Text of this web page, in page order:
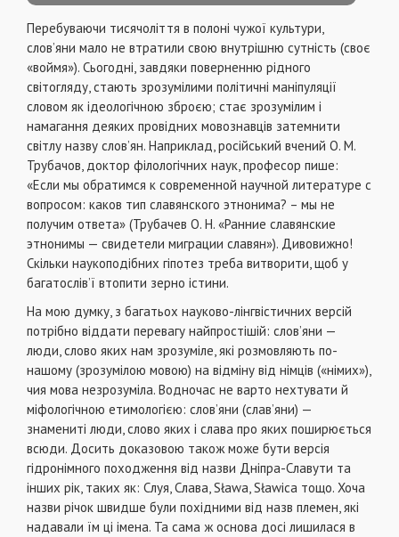
Перебуваючи тисячоліття в полоні чужої культури,
слов’яни мало не втратили свою внутрішню сутність (своє
«воймя»). Сьогодні, завдяки поверненню рідного
світогляду, стають зрозумілими політичні маніпуляції
словом як ідеологічною зброєю; стає зрозумілим і
намагання деяких провідних мовознавців затемнити
світлу назву слов’ян. Наприклад, російський вчений О. М.
Трубачов, доктор філологічних наук, професор пише:
«Если мы обратимся к современной научной литературе с
вопросом: каков тип славянского этнонима? – мы не
получим ответа» (Трубачев О. Н. «Ранние славянские
этнонимы — свидетели миграции славян»). Дивовижно!
Скільки наукоподібних гіпотез треба витворити, щоб у
багатослів’ї втопити зерно істини.
На мою думку, з багатьох науково-лінгвістичних версій
потрібно віддати перевагу найпростішій: слов’яни —
люди, слово яких нам зрозуміле, які розмовляють по-
нашому (зрозумілою мовою) на відміну від німців («німих»),
чия мова незрозуміла. Водночас не варто нехтувати й
міфологічною етимологією: слов’яни (слав’яни) —
знамениті люди, слово яких і слава про яких поширюється
всюди. Досить доказовою також може бути версія
гідронімного походження від назви Дніпра-Славути та
інших рік, таких як: Слуя, Слава, Słаwа, Słаwiса тощо. Хоча
назви річок швидше були похідними від назв племен, які
надавали їм ці імена. Та сама ж основа досі лишилася в